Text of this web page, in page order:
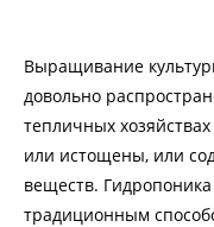
Выращивание
довольно
тепличных
или истощены, или
веществ.
традиционным